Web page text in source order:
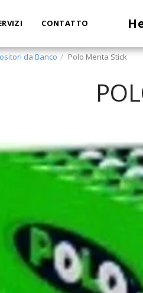
CONTATTO
da Banco Polo Menta Stick